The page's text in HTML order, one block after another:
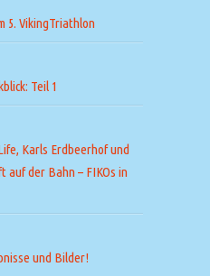
5. VikingTriathlon
Teil 1
Karls Erdbeerhof und
auf der Bahn – FIKOs in
und Bilder!